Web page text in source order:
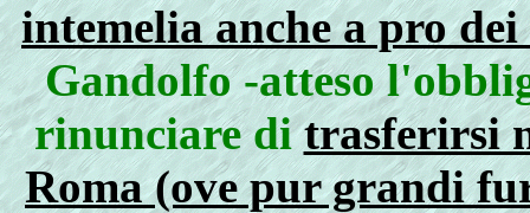
intemelia anche a pro
Gandolfo -atteso
rinunciare ditrasferirsi
Roma (ove pur grandi